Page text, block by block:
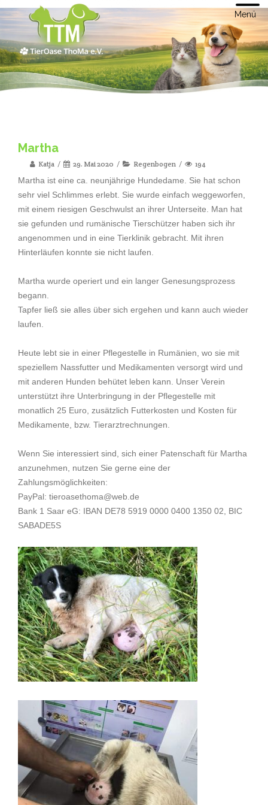
Menü
Martha
Katja 29. Mai 2020 Regenbogen 194
Martha ist eine ca. neunjährige Hundedame. Sie hat schon
sehr viel Schlimmes erlebt. Sie wurde einfach weggeworfen,
mit einem riesigen Geschwulst an ihrer Unterseite. Man hat
sie gefunden und rumänische Tierschützer haben sich ihr
angenommen und in eine Tierklinik gebracht. Mit ihren
Hinterläufen konnte sie nicht laufen.
Martha wurde operiert und ein langer Genesungsprozess
begann.
Tapfer ließ sie alles über sich ergehen und kann auch wieder
laufen.
Heute lebt sie in einer Pflegestelle in Rumänien, wo sie mit
speziellem Nassfutter und Medikamenten versorgt wird und
mit anderen Hunden behütet leben kann. Unser Verein
unterstützt ihre Unterbringung in der Pflegestelle mit
monatlich 25 Euro, zusätzlich Futterkosten und Kosten für
Medikamente, bzw. Tierarztrechnungen.
Wenn Sie interessiert sind, sich einer Patenschaft für Martha
anzunehmen, nutzen Sie gerne eine der
Zahlungsmöglichkeiten:
PayPal: tieroasethoma@web.de
Bank 1 Saar eG: IBAN DE78 5919 0000 0400 1350 02, BIC
SABADE5S